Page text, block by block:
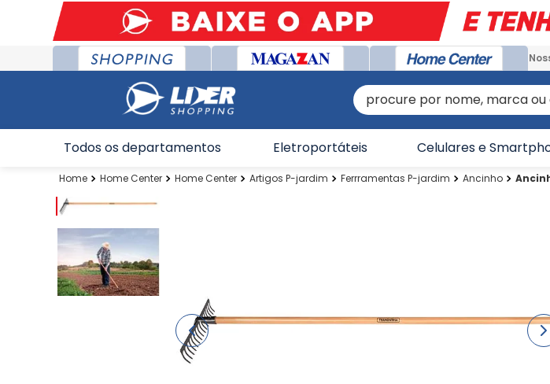
procure por nome, marca ou
Todos os departamentos Eletroportáteis Celulares e
Home Center Home Center Artigos P-jardim Ferrramentas P-jardim Ancinho